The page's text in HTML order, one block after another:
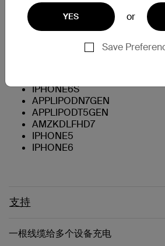
YES or
Save
Galaxy S7
Galaxy S7 edge
IPHONE6PLUS
AMZKDLPW
IPHONE6SPLUS
IPHONE6S
APPLIPODN7GEN
APPLIPODT5GEN
AMZKDLFHD7
IPHONE5
IPHONE6
支持
一根线缆给多个设备充电